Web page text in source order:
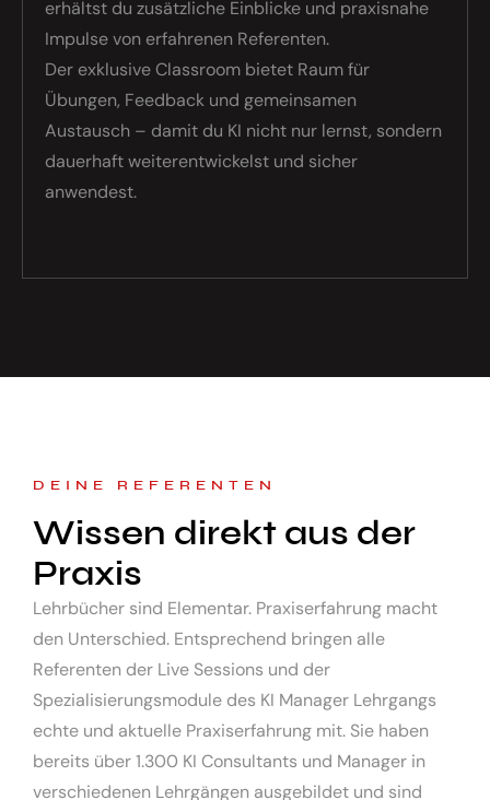
erhältst du zusätzliche Einblicke und praxisnahe
Impulse von erfahrenen Referenten.
Der exklusive Classroom bietet Raum für
Übungen, Feedback und gemeinsamen
Austausch – damit du KI nicht nur lernst, sondern
dauerhaft weiterentwickelst und sicher
anwendest.
DEINE REFERENTEN
Wissen direkt aus der
Praxis
Lehrbücher sind Elementar. Praxiserfahrung macht
den Unterschied. Entsprechend bringen alle
Referenten der Live Sessions und der
Spezialisierungsmodule des KI Manager Lehrgangs
echte und aktuelle Praxiserfahrung mit. Sie haben
bereits über 1.300 KI Consultants und Manager in
verschiedenen Lehrgängen ausgebildet und sind